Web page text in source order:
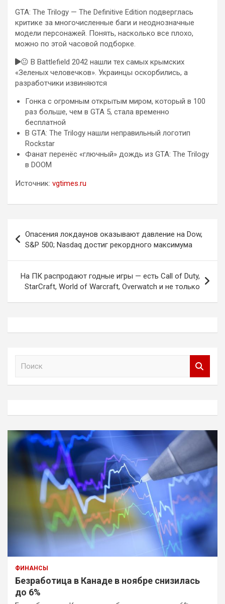
GTA: The Trilogy — The Definitive Edition подверглась
критике за многочисленные баги и неоднозначные
модели персонажей. Понять, насколько все плохо,
можно по этой часовой подборке.
😐 В Battlefield 2042 нашли тех самых крымских
«Зеленых человечков». Украинцы оскорбились, а
разработчики извиняются
Гонка с огромным открытым миром, который в 100
раз больше, чем в GTA 5, стала временно
бесплатной
В GTA: The Trilogy нашли неправильный логотип
Rockstar
Фанат перенёс «глючный» дождь из GTA: The Trilogy
в DOOM
Источник: vgtimes.ru
по
записям
Опасения локдаунов оказывают давление на Dow,
S&P 500; Nasdaq достиг рекордного максимума
На ПК распродают годные игры — есть Call of Duty,
StarCraft, World of Warcraft, Overwatch и не только
ФИНАНСЫ
Безработица в Канаде в ноябре снизилась
до 6%